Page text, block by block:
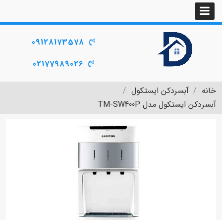
09128173578
02177989026
خانه
آبسردکن ایستکول
آبسردکن ایستکول مدل TM-SW400P